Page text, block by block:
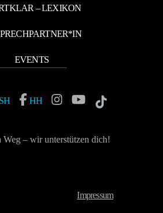
– LEXIKON
EVENTS
SH HH
Weg – wir unterstützen dich!
Impressum